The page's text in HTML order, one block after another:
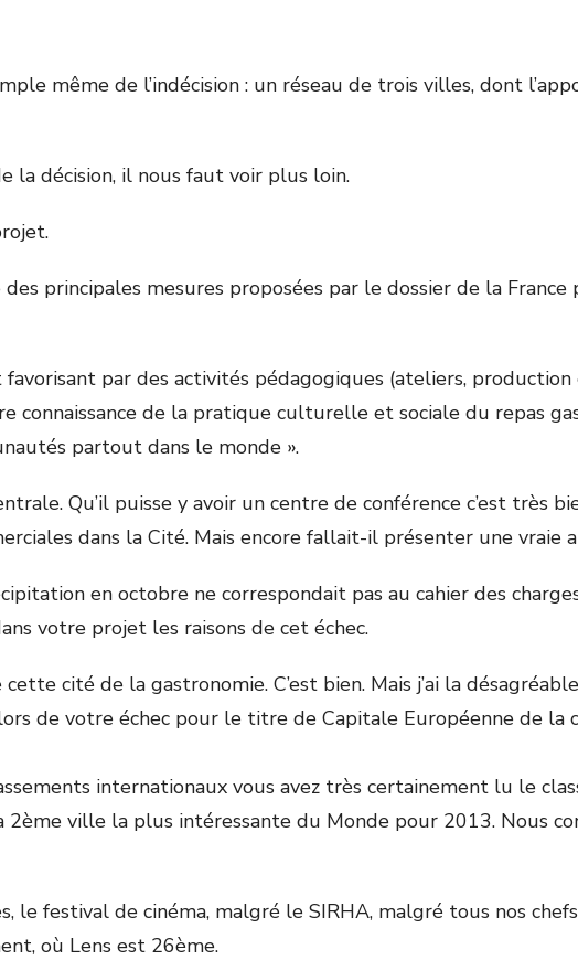
même de l’indécision : un réseau de trois villes, dont
la décision, il nous faut voir plus loin.
principales mesures proposées par le dossier de la
favorisant par des activités pédagogiques (ateliers,
connaissance de la pratique culturelle et sociale du repas
partout dans le monde ».
Qu’il puisse y avoir un centre de conférence c’est très
dans la Cité. Mais encore fallait-il présenter une
en octobre ne correspondait pas au cahier des
votre projet les raisons de cet échec.
cité de la gastronomie. C’est bien. Mais j’ai la
de votre échec pour le titre de Capitale Européenne de
internationaux vous avez très certainement lu le
ville la plus intéressante du Monde pour 2013. Nous
le festival de cinéma, malgré le SIRHA, malgré tous nos
où Lens est 26ème.